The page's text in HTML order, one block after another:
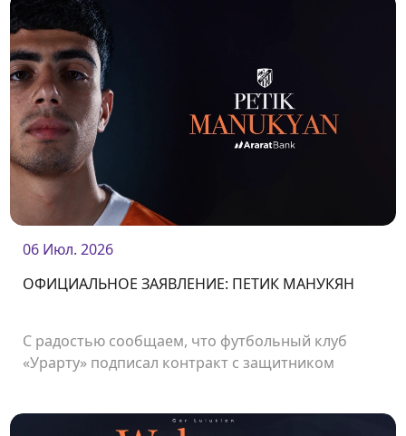
06 Июл. 2026
ОФИЦИАЛЬНОЕ ЗАЯВЛЕНИЕ: ПЕТИК МАНУКЯН
С радостью сообщаем, что футбольный клуб
«Урарту» подписал контракт с защитником